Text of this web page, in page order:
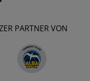
PARTNER VON